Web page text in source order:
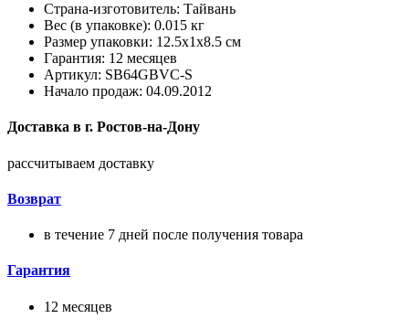
Страна-изготовитель: Тайвань
Вес (в упаковке): 0.015 кг
Размер упаковки: 12.5x1x8.5 см
Гарантия: 12 месяцев
Артикул: SB64GBVC-S
Начало продаж: 04.09.2012
Доставка в г. Ростов-на-Дону
рассчитываем доставку
Возврат
в течение 7 дней после получения товара
Гарантия
12 месяцев